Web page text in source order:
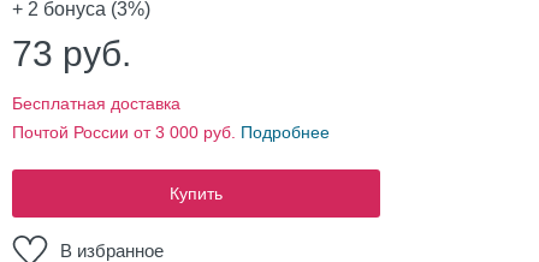
+ 2 бонуса (3%)
73 руб.
Бесплатная доставка
Почтой России от 3 000 руб. Подробнее
Купить
В избранное